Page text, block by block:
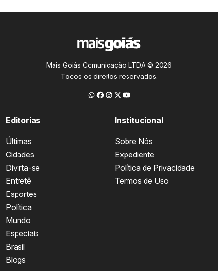
Mais Goiás Comunicação LTDA © 2026
Todos os direitos reservados.
Editorias
Últimas
Cidades
Divirta-se
Entretê
Esportes
Política
Mundo
Especiais
Brasil
Blogs
Institucional
Sobre Nós
Expediente
Política de Privacidade
Termos de Uso